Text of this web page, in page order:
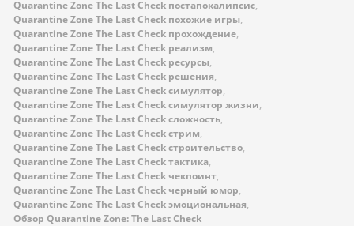
Quarantine Zone The Last Check постапокалипсис,
Quarantine Zone The Last Check похожие игры,
Quarantine Zone The Last Check прохождение,
Quarantine Zone The Last Check реализм,
Quarantine Zone The Last Check ресурсы,
Quarantine Zone The Last Check решения,
Quarantine Zone The Last Check симулятор,
Quarantine Zone The Last Check симулятор жизни,
Quarantine Zone The Last Check сложность,
Quarantine Zone The Last Check стрим,
Quarantine Zone The Last Check строительство,
Quarantine Zone The Last Check тактика,
Quarantine Zone The Last Check чекпоинт,
Quarantine Zone The Last Check черный юмор,
Quarantine Zone The Last Check эмоциональная,
Обзор Quarantine Zone: The Last Check